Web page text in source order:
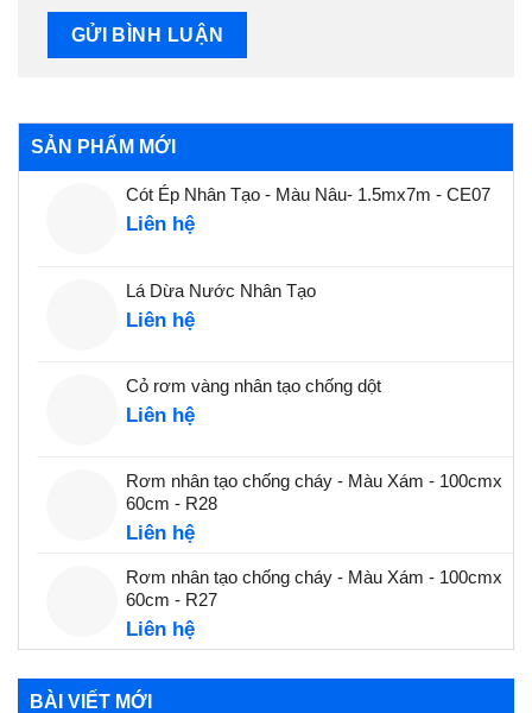
SẢN PHẨM MỚI
Cót Ép Nhân Tạo - Màu Nâu- 1.5mx7m - CE07
Liên hệ
Lá Dừa Nước Nhân Tạo
Liên hệ
Cỏ rơm vàng nhân tạo chống dột
Liên hệ
Rơm nhân tạo chống cháy - Màu Xám - 100cmx
60cm - R28
Liên hệ
Rơm nhân tạo chống cháy - Màu Xám - 100cmx
60cm - R27
Liên hệ
BÀI VIẾT MỚI